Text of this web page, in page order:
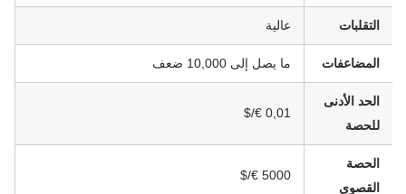
التقلبات عالية
المضاعفات ما يصل إلى 10,000 ضعف
الحد الأدنى
للحصة
0,01 €/$
الحصة
القصوى
5000 €/$